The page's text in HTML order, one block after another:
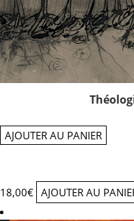
AJOUTER AU PANIER
18,00€ AJOUTER AU